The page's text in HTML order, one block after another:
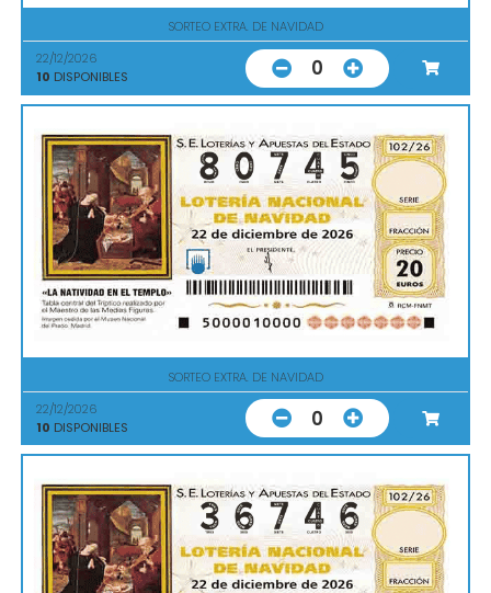
SORTEO EXTRA. DE NAVIDAD
22/12/2026
10 DISPONIBLES 0
SORTEO EXTRA. DE NAVIDAD
22/12/2026
10 DISPONIBLES 0